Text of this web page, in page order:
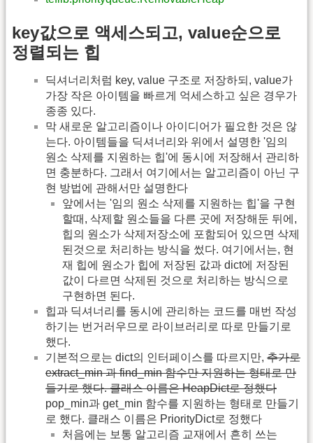
key값으로 액세스되고, value순으로
정렬되는 힙
딕셔너리처럼 key, value 구조로 저장하되, value가
가장 작은 아이템을 빠르게 억세스하고 싶은 경우가
종종 있다.
막 새로운 알고리즘이나 아이디어가 필요한 것은 않
는다. 아이템들을 딕셔너리와 위에서 설명한 '임의
원소 삭제를 지원하는 힙'에 동시에 저장해서 관리하
면 충분하다. 그래서 여기에서는 알고리즘이 아닌 구
현 방법에 관해서만 설명한다
앞에서는 '임의 원소 삭제를 지원하는 힙'을 구현
할때, 삭제할 원소들을 다른 곳에 저장해둔 뒤에,
힙의 원소가 삭제저장소에 포함되어 있으면 삭제
된것으로 처리하는 방식을 썼다. 여기에서는, 현
재 힙에 원소가 힙에 저장된 값과 dict에 저장된
값이 다르면 삭제된 것으로 처리하는 방식으로
구현하면 된다.
힙과 딕셔너리를 동시에 관리하는 코드를 매번 작성
하기는 번거러우므로 라이브러리로 따로 만들기로
했다.
기본적으로는 dict의 인터페이스를 따르지만, 추가로
extract_min 과 find_min 함수만 지원하는 형태로 만
들기로 했다. 클래스 이름은 HeapDict로 정했다
pop_min과 get_min 함수를 지원하는 형태로 만들기
로 했다. 클래스 이름은 PriorityDict로 정했다
처음에는 보통 알고리즘 교재에서 흔히 쓰는